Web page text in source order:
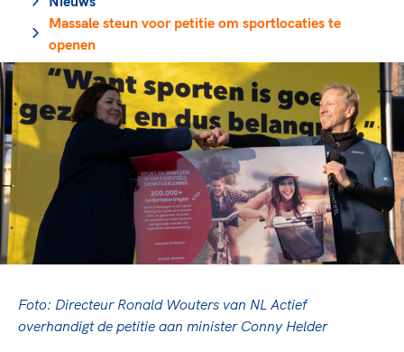
Onze partners
Geven aan Sport
Sportonderzoek
Sportakkoord II
Game Changer
Olympische geschiedenis
Clubbestuurders
Coördinatoren en opleiders
Trainer-coaches
Officials
Veilige en integere sport
Diversiteit en inclusie
Gezonde sportomgeving
Duurzaamheid
Bekwaam sportkader
Voor talentvolle sporters
Atletencommissie
Paralympische Talentdag
TeamNL Academie Kalender
Kennisaanbod TeamNL Experts
TeamNL Sport Science Centre
Olympische Spelen LA28
Paralympische Spelen LA28
Voor bonden
Pers
Massale steun voor petitie om sportlocaties te
openen
Foto: Directeur Ronald Wouters van NL Actief
overhandigt de petitie aan minister Conny Helder